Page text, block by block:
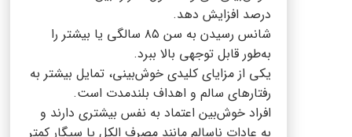
درصد افزایش دهد.
شانس رسیدن به سن ۸۵ سالگی یا بیشتر را
به‌طور قابل توجهی بالا ببرد.
یکی از مزایای کلیدی خوش‌بینی، تمایل بیشتر به
رفتارهای سالم و اهداف بلندمدت است.
افراد خوش‌بین اعتماد به نفس بیشتری دارند و
به عادات ناسالم مانند مصرف الکل یا سیگار کمتر